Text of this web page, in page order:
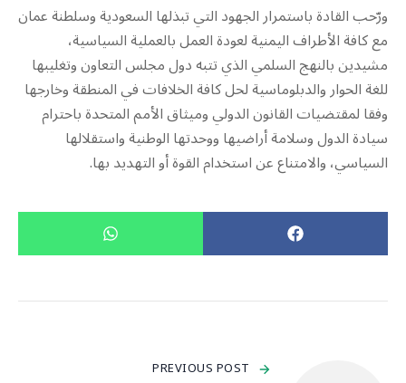
ورّحب القادة باستمرار الجهود التي تبذلها السعودية وسلطنة عمان
مع كافة الأطراف اليمنية لعودة العمل بالعملية السياسية،
مشيدين بالنهج السلمي الذي تتبه دول مجلس التعاون وتغليبها
للغة الحوار والدبلوماسية لحل كافة الخلافات في المنطقة وخارجها
وفقا لمقتضيات القانون الدولي وميثاق الأمم المتحدة باحترام
سيادة الدول وسلامة أراضيها ووحدتها الوطنية واستقلالها
السياسي، والامتناع عن استخدام القوة أو التهديد بها.
PREVIOUS POST